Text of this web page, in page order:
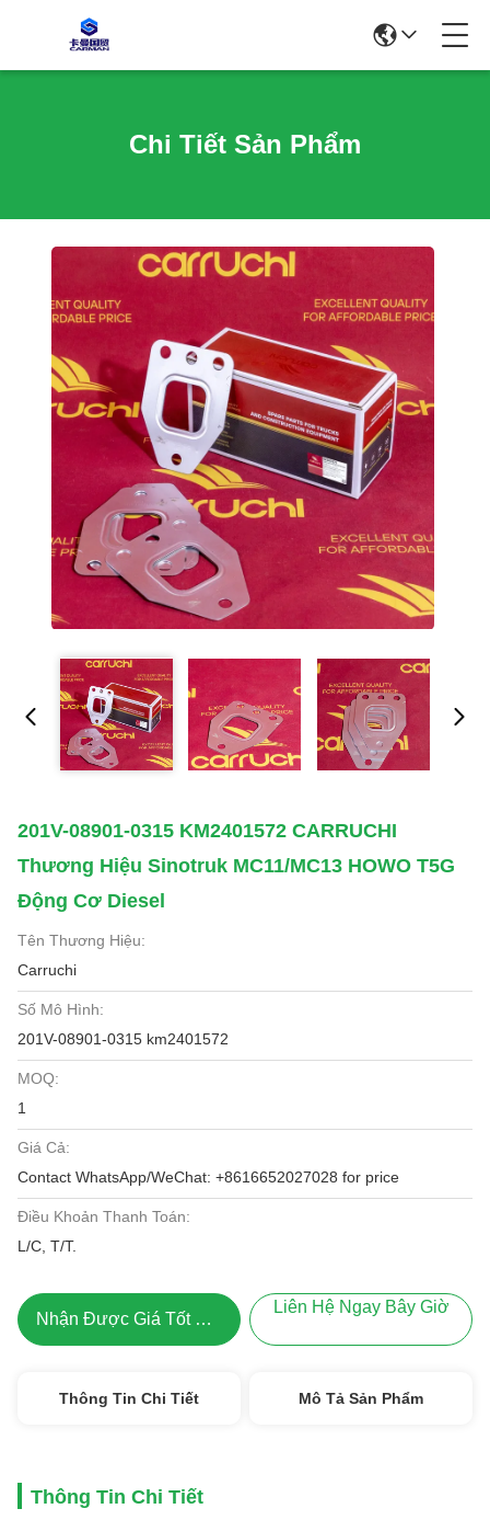
Chi Tiết Sản Phẩm
201V-08901-0315 KM2401572 CARRUCHI
Thương Hiệu Sinotruk MC11/MC13 HOWO T5G
Động Cơ Diesel
Tên Thương Hiệu:
Carruchi
Số Mô Hình:
201V-08901-0315 km2401572
MOQ:
1
Giá Cả:
Contact WhatsApp/WeChat: +8616652027028 for price
Điều Khoản Thanh Toán:
L/C, T/T.
Nhận Được Giá Tốt Nhất
Liên Hệ Ngay Bây Giờ
Thông Tin Chi Tiết Mô Tả Sản Phẩm
Thông Tin Chi Tiết